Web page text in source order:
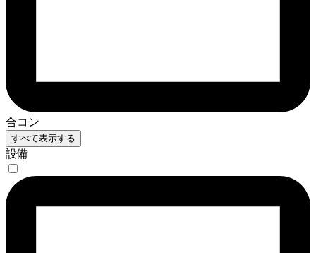
合コン
すべて表示する
設備